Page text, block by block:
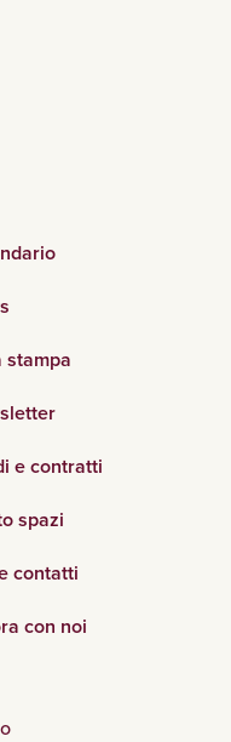
stampa
e contratti
spazi
contatti
con noi